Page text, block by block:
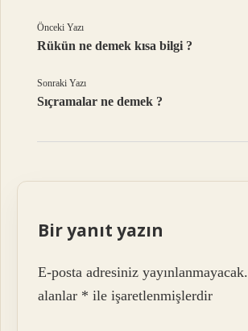
Önceki Yazı
Rükün ne demek kısa bilgi ?
Sonraki Yazı
Sıçramalar ne demek ?
Bir yanıt yazın
E-posta adresiniz yayınlanmayacak.
alanlar * ile işaretlenmişlerdir